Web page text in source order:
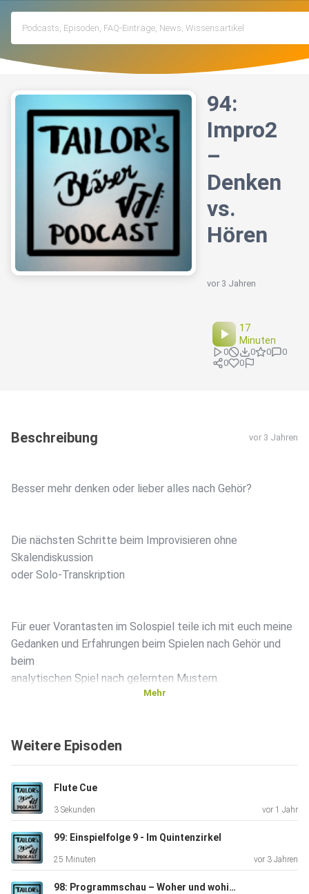
94:
Impro2
–
Denken
vs.
Hören
vor 3 Jahren
17
Minuten
0 0 0
0
0
0
Beschreibung vor 3 Jahren
Besser mehr denken oder lieber alles nach Gehör?
Die nächsten Schritte beim Improvisieren ohne
Skalendiskussion
oder Solo-Transkription
Für euer Vorantasten im Solospiel teile ich mit euch meine
Gedanken und Erfahrungen beim Spielen nach Gehör und
beim
analytischen Spiel nach gelernten Mustern.
Fleiß und
Improvisation bietet, auskosten zu können.
https://open.spotify.com/track/13EhS3Vfh3esAMWRm6c
YxE?si=YeWzfHatQX6-kcLXJ9k1pQ
https://www.slideshare.net/barockundjazz/folge77-
Mehr
Weitere Episoden
Flute Cue
3 Sekunden vor 1 Jahr
99: Einspielfolge 9 - Im Quintenzirkel
25 Minuten vor 3 Jahren
98: Programmschau – Woher und wohin?